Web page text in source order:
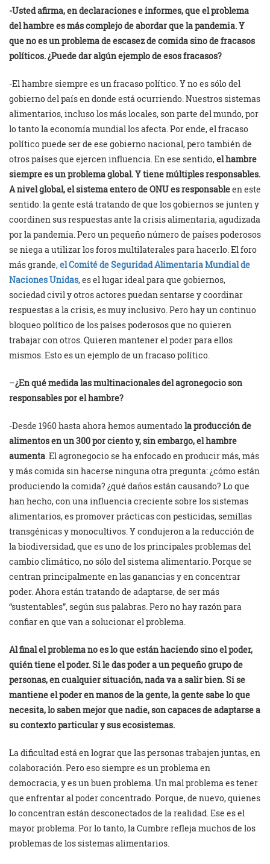
-Usted afirma, en declaraciones e informes, que el problema
del hambre es más complejo de abordar que la pandemia. Y
que no es un problema de escasez de comida sino de fracasos
políticos. ¿Puede dar algún ejemplo de esos fracasos?
-El hambre siempre es un fracaso político. Y no es sólo del
gobierno del país en donde está ocurriendo. Nuestros sistemas
alimentarios, incluso los más locales, son parte del mundo, por
lo tanto la economía mundial los afecta. Por ende, el fracaso
político puede ser de ese gobierno nacional, pero también de
otros países que ejercen influencia. En ese sentido,el hambre
siempre es un problema global. Y tiene múltiples responsables.
A nivel global, el sistema entero de ONU es responsableen este
sentido: la gente está tratando de que los gobiernos se junten y
coordinen sus respuestas ante la crisis alimentaria, agudizada
por la pandemia. Pero un pequeño número de países poderosos
se niega a utilizar los foros multilaterales para hacerlo. El foro
más grande,el Comité de Seguridad Alimentaria Mundial de
Naciones Unidas, es el lugar ideal para que gobiernos,
sociedad civil y otros actores puedan sentarse y coordinar
respuestas a la crisis, es muy inclusivo. Pero hay un continuo
bloqueo político de los países poderosos que no quieren
trabajar con otros. Quieren mantener el poder para ellos
mismos. Esto es un ejemplo de un fracaso político.
–¿En qué medida las multinacionales del agronegocio son
responsables por el hambre?
-Desde 1960 hasta ahora hemos aumentadola producción de
alimentos en un 300 por ciento y, sin embargo, el hambre
aumenta. El agronegocio se ha enfocado en producir más, más
y más comida sin hacerse ninguna otra pregunta: ¿cómo están
produciendo la comida? ¿qué daños están causando? Lo que
han hecho, con una influencia creciente sobre los sistemas
alimentarios, es promover prácticas con pesticidas, semillas
transgénicas y monocultivos. Y condujeron a la reducción de
la biodiversidad, que es uno de los principales problemas del
cambio climático, no sólo del sistema alimentario. Porque se
centran principalmente en las ganancias y en concentrar
poder. Ahora están tratando de adaptarse, de ser más
“sustentables”, según sus palabras. Pero no hay razón para
confiar en que van a solucionar el problema.
Al final el problema no es lo que están haciendo sino el poder,
quién tiene el poder. Si le das poder a un pequeño grupo de
personas, en cualquier situación, nada va a salir bien. Si se
mantiene el poder en manos de la gente, la gente sabe lo que
necesita, lo saben mejor que nadie, son capaces de adaptarse a
su contexto particular y sus ecosistemas.
La dificultad está en lograr que las personas trabajen juntas, en
colaboración. Pero eso siempre es un problema en
democracia, y es un buen problema. Un mal problema es tener
que enfrentar al poder concentrado. Porque, de nuevo, quienes
lo concentran están desconectados de la realidad. Ese es el
mayor problema. Por lo tanto, la Cumbre refleja muchos de los
problemas de los sistemas alimentarios.